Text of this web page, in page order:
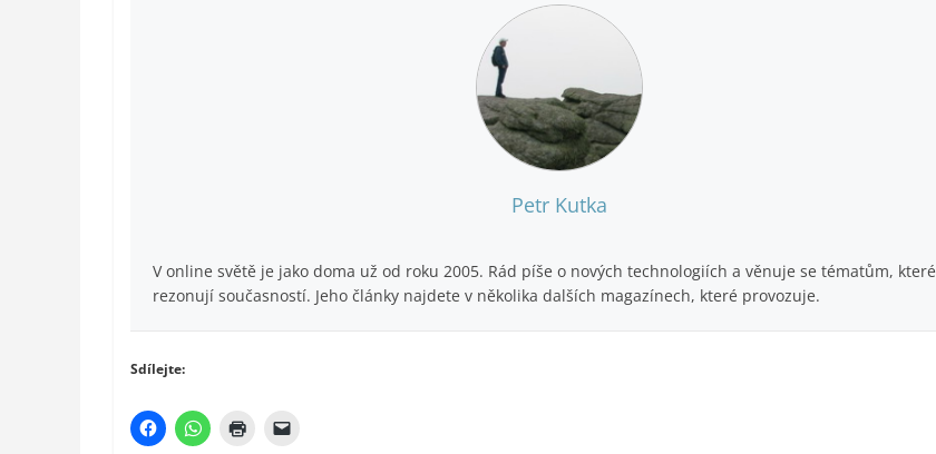
Petr Kutka
V online světě je jako doma už od roku 2005. Rád píše o nových technologiích a věnuje se tématům, které
rezonují současností. Jeho články najdete v několika dalších magazínech, které provozuje.
Sdílejte: